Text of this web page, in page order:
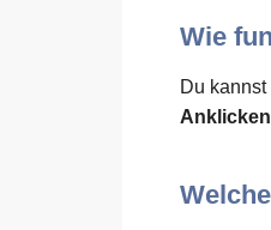
Wie
Du
Anklicken